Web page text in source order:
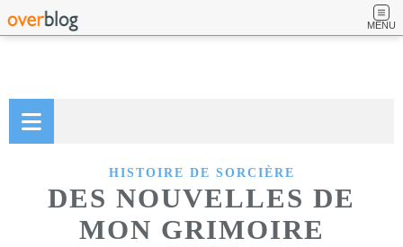
MENU
HISTOIRE DE SORCIÈRE
DES NOUVELLES DE
MON GRIMOIRE